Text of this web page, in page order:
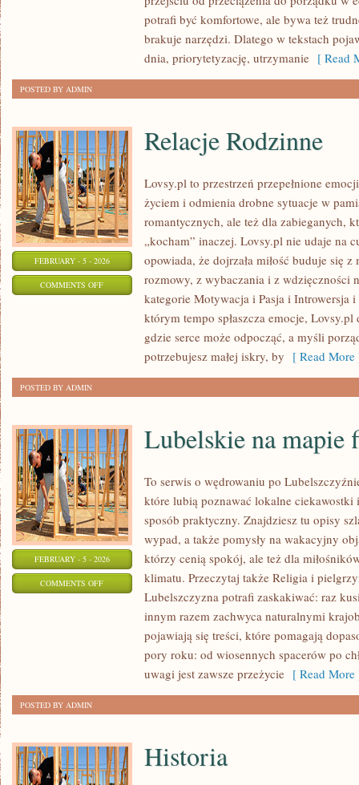
potrafi być komfortowe, ale bywa też
brakuje narzędzi. Dlatego w tekstach
dnia, priorytetyzację, utrzymanie [ Read
POSTED BY ADMIN
FEBRUARY - 5 - 2026
COMMENTS OFFON
Relacje Rodzinne
Lovsy.pl to przestrzeń przepełnione
życiem i odmienia drobne sytuacje w
romantycznych, ale też dla zabieganych,
„kocham” inaczej. Lovsy.pl nie udaje na
opowiada, że dojrzała miłość buduje się
rozmowy, z wybaczania i z wdzięczności
kategorie Motywacja i Pasja i Introwersja
którym tempo spłaszcza emocje, Lovsy.pl
gdzie serce może odpocząć, a myśli
potrzebujesz małej iskry, by [ Read More
POSTED BY ADMIN
FEBRUARY - 5 - 2026
COMMENTS OFFON
LUBELSKIE
Lubelskie na mapie
To serwis o wędrowaniu po
które lubią poznawać lokalne
sposób praktyczny. Znajdziesz tu opisy
wypad, a także pomysły na wakacyjny
którzy cenią spokój, ale też dla
klimatu. Przeczytaj także Religia i
Lubelszczyzna potrafi zaskakiwać: raz
innym razem zachwyca naturalnymi
pojawiają się treści, które pomagają
pory roku: od wiosennych spacerów po
uwagi jest zawsze przeżycie [ Read More
POSTED BY ADMIN
Historia